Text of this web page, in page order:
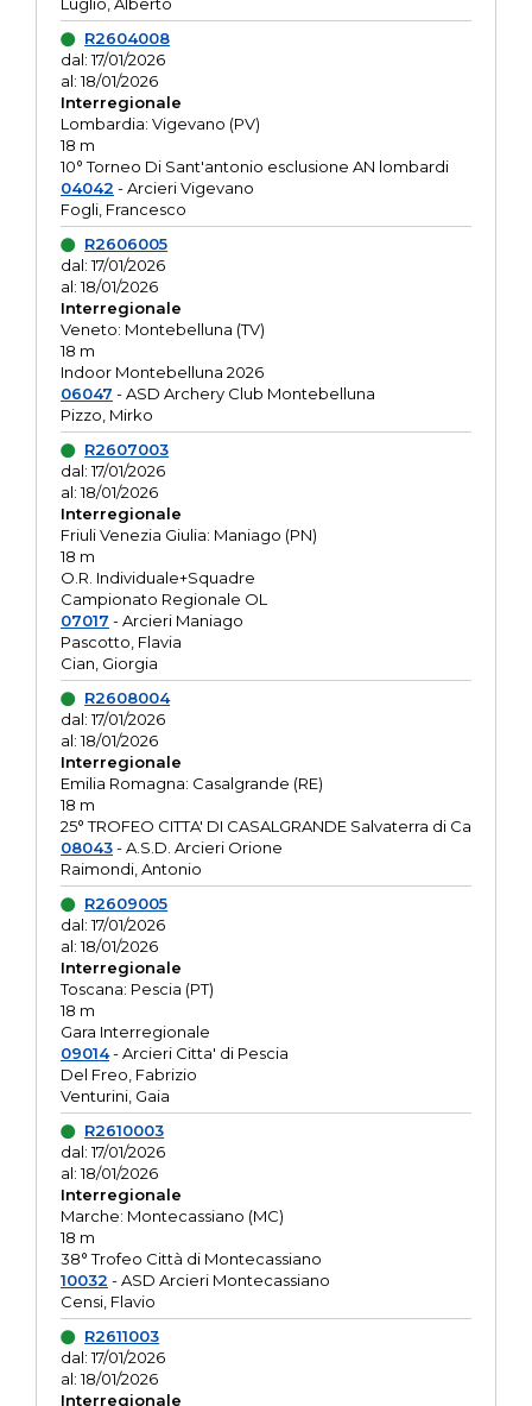
R2604008
dal: 17/01/2026
al: 18/01/2026
Interregionale
Lombardia: Vigevano (PV)
18 m
10° Torneo Di Sant'antonio esclusione AN lombardi
04042 - Arcieri Vigevano
Fogli, Francesco
R2606005
dal: 17/01/2026
al: 18/01/2026
Interregionale
Veneto: Montebelluna (TV)
18 m
Indoor Montebelluna 2026
06047 - ASD Archery Club Montebelluna
Pizzo, Mirko
R2607003
dal: 17/01/2026
al: 18/01/2026
Interregionale
Friuli Venezia Giulia: Maniago (PN)
18 m
O.R. Individuale+Squadre
Campionato Regionale OL
07017 - Arcieri Maniago
Pascotto, Flavia
Cian, Giorgia
R2608004
dal: 17/01/2026
al: 18/01/2026
Interregionale
Emilia Romagna: Casalgrande (RE)
18 m
25° TROFEO CITTA' DI CASALGRANDE Salvaterra di Ca
08043- A.S.D. Arcieri Orione
Raimondi, Antonio
R2609005
dal: 17/01/2026
al: 18/01/2026
Interregionale
Toscana: Pescia (PT)
18 m
Gara Interregionale
09014- Arcieri Citta' di Pescia
Del Freo, Fabrizio
Venturini, Gaia
R2610003
dal: 17/01/2026
al: 18/01/2026
Interregionale
Marche: Montecassiano (MC)
18 m
38° Trofeo Città di Montecassiano
10032 - ASD Arcieri Montecassiano
Censi, Flavio
R2611003
dal: 17/01/2026
al: 18/01/2026
Interregionale